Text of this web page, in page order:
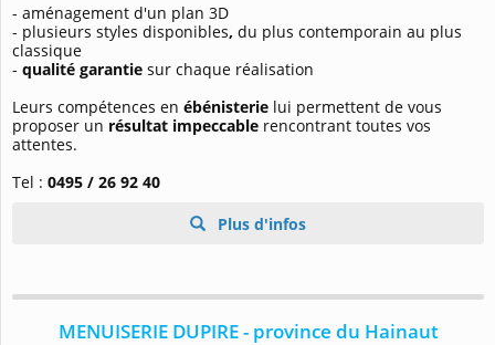
- aménagement d'un plan 3D
- plusieurs styles disponibles, du plus contemporain au plus
classique
- qualité garantie sur chaque réalisation
Leurs compétences en ébénisterie lui permettent de vous
proposer un résultat impeccable rencontrant toutes vos
attentes.
Tel : 0495 / 26 92 40
Plus d'infos
MENUISERIE DUPIRE - province du Hainaut